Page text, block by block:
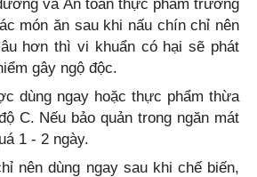
và An toàn thực phẩm trường
món ăn sau khi nấu chín chỉ nên
hơn thì vi khuẩn có hại sẽ phát
gây ngộ độc.
dùng ngay hoặc thực phẩm thừa
C. Nếu bảo quản trong ngăn mát
1 - 2 ngày.
nên dùng ngay sau khi chế biến,